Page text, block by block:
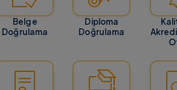
Belge
Doğrulama
Diploma
Doğrulama